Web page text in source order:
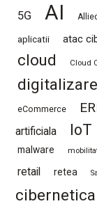
5G AI
aplicatii atac
cloud Cloud
digitalizare
eCommerce
artificiala
IoT
malware
retail retea
cibernetica